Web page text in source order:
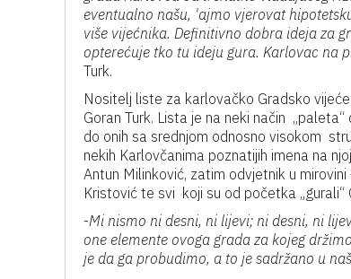
eventualno našu, 'ajmo vjerovat
više vijećnika. Definitivno dobra ideja za
opterećuje tko tu ideju gura. Karlovac na
Turk.
Nositelj liste za karlovačko Gradsko
Goran Turk. Lista je na neki način
do onih sa srednjom odnosno visokom
nekih Karlovčanima poznatijih imena na
Antun Milinković, zatim odvjetnik u
Kristović te svi koji su od početka „gurali“
-Mi nismo ni desni, ni lijevi; ni desni, ni
one elemente ovoga grada za kojeg
je da ga probudimo, a to je sadržano u